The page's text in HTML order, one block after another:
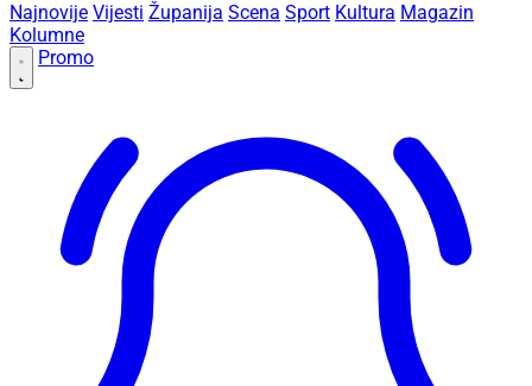
Najnovije Vijesti Županija Scena Sport Kultura Magazin
Kolumne
Promo